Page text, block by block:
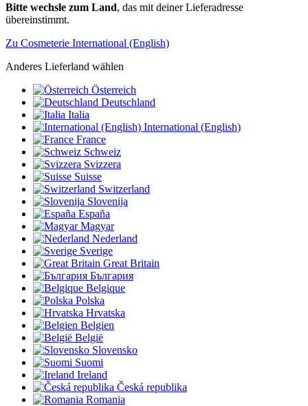
Bitte wechsle zum Land, das mit deiner Lieferadresse
übereinstimmt.
Zu Cosmeterie International (English)
Anderes Lieferland wählen
Österreich
Deutschland
Italia
International (English)
France
Schweiz
Svizzera
Suisse
Switzerland
Slovenija
España
Magyar
Nederland
Sverige
Great Britain
България
Belgique
Polska
Hrvatska
Belgien
België
Slovensko
Suomi
Ireland
Česká republika
Romania